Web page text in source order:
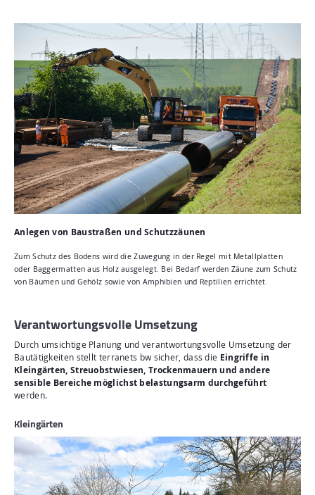
Anlegen von Baustraßen und Schutzzäunen
Zum Schutz des Bodens wird die Zuwegung in der Regel mit Metallplatten
oder Baggermatten aus Holz ausgelegt. Bei Bedarf werden Zäune zum Schutz
von Bäumen und Gehölz sowie von Amphibien und Reptilien errichtet.
Verantwortungsvolle Umsetzung
Durch umsichtige Planung und verantwortungsvolle Umsetzung der
Bautätigkeiten stellt terranets bw sicher, dass die Eingriffe in
Kleingärten, Streuobstwiesen, Trockenmauern und andere
sensible Bereiche möglichst belastungsarm durchgeführt
werden.
Kleingärten